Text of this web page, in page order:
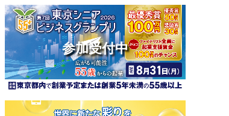
参加受付中